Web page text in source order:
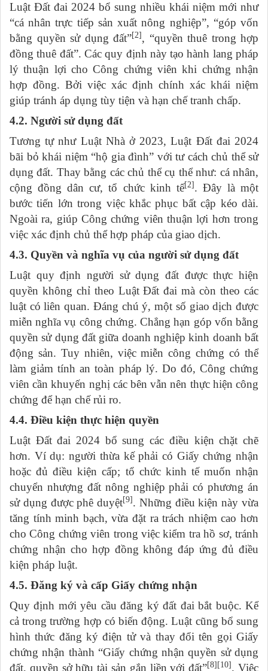
Luật Đất đai 2024 bổ sung nhiều khái niệm mới như
“cá nhân trực tiếp sản xuất nông nghiệp”, “góp vốn
bằng quyền sử dụng đất”[2] , “quyền thuê trong hợp
đồng thuê đất”. Các quy định này tạo hành lang pháp
lý thuận lợi cho Công chứng viên khi chứng nhận
hợp đồng. Bởi việc xác định chính xác khái niệm
giúp tránh áp dụng tùy tiện và hạn chế tranh chấp.
4.2. Người sử dụng đất
Tương tự như Luật Nhà ở 2023, Luật Đất đai 2024
bãi bỏ khái niệm “hộ gia đình” với tư cách chủ thể sử
dụng đất. Thay bằng các chủ thể cụ thể như: cá nhân,
cộng đồng dân cư, tổ chức kinh tế[2] . Đây là một
bước tiến lớn trong việc khắc phục bất cập kéo dài.
Ngoài ra, giúp Công chứng viên thuận lợi hơn trong
việc xác định chủ thể hợp pháp của giao dịch.
4.3. Quyền và nghĩa vụ của người sử dụng đất
Luật quy định người sử dụng đất được thực hiện
quyền không chỉ theo Luật Đất đai mà còn theo các
luật có liên quan. Đáng chú ý, một số giao dịch được
miễn nghĩa vụ công chứng. Chẳng hạn góp vốn bằng
quyền sử dụng đất giữa doanh nghiệp kinh doanh bất
động sản. Tuy nhiên, việc miễn công chứng có thể
làm giảm tính an toàn pháp lý. Do đó, Công chứng
viên cần khuyến nghị các bên vẫn nên thực hiện công
chứng để hạn chế rủi ro.
4.4. Điều kiện thực hiện quyền
Luật Đất đai 2024 bổ sung các điều kiện chặt chẽ
hơn. Ví dụ: người thừa kế phải có Giấy chứng nhận
hoặc đủ điều kiện cấp; tổ chức kinh tế muốn nhận
chuyển nhượng đất nông nghiệp phải có phương án
sử dụng được phê duyệt[9] . Những điều kiện này vừa
tăng tính minh bạch, vừa đặt ra trách nhiệm cao hơn
cho Công chứng viên trong việc kiểm tra hồ sơ, tránh
chứng nhận cho hợp đồng không đáp ứng đủ điều
kiện pháp luật.
4.5. Đăng ký và cấp Giấy chứng nhận
Quy định mới yêu cầu đăng ký đất đai bắt buộc. Kể
cả trong trường hợp có biến động. Luật cũng bổ sung
hình thức đăng ký điện tử và thay đổi tên gọi Giấy
chứng nhận thành “Giấy chứng nhận quyền sử dụng
đất, quyền sở hữu tài sản gắn liền với đất”[8][10] . Việc